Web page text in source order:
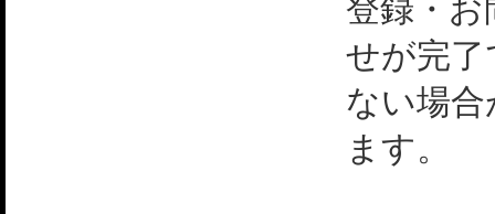
登録・
せが完
ない場
ます。